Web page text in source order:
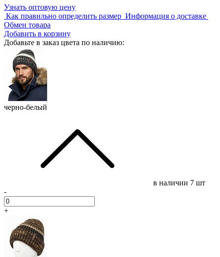
Узнать оптовую цену
Как правильно определить размер Информация о доставке
Обмен товара
Добавить в корзину
Добавьте в заказ цвета по наличию:
черно-белый
в наличии 7 шт
-
+